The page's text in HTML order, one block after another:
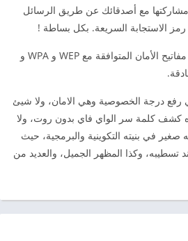
مشاركتها مع أصدقائك عن طريق الرسائل
الاستجابة السريعة. بكل بساطة !
الخوارزمية قادرة على تحقيق مفاتيح الأمان المتوافقة مع WEP و WPA و
رفع درجة الخصوصية وهي الامان، ولا شيئ
كشف كلمة سر الواي فاي بدون روت، ولا
في بنيته التكوينية والبرمجية، حيث
تسطيبه، وكذا المظهر الجميل، والعديد من